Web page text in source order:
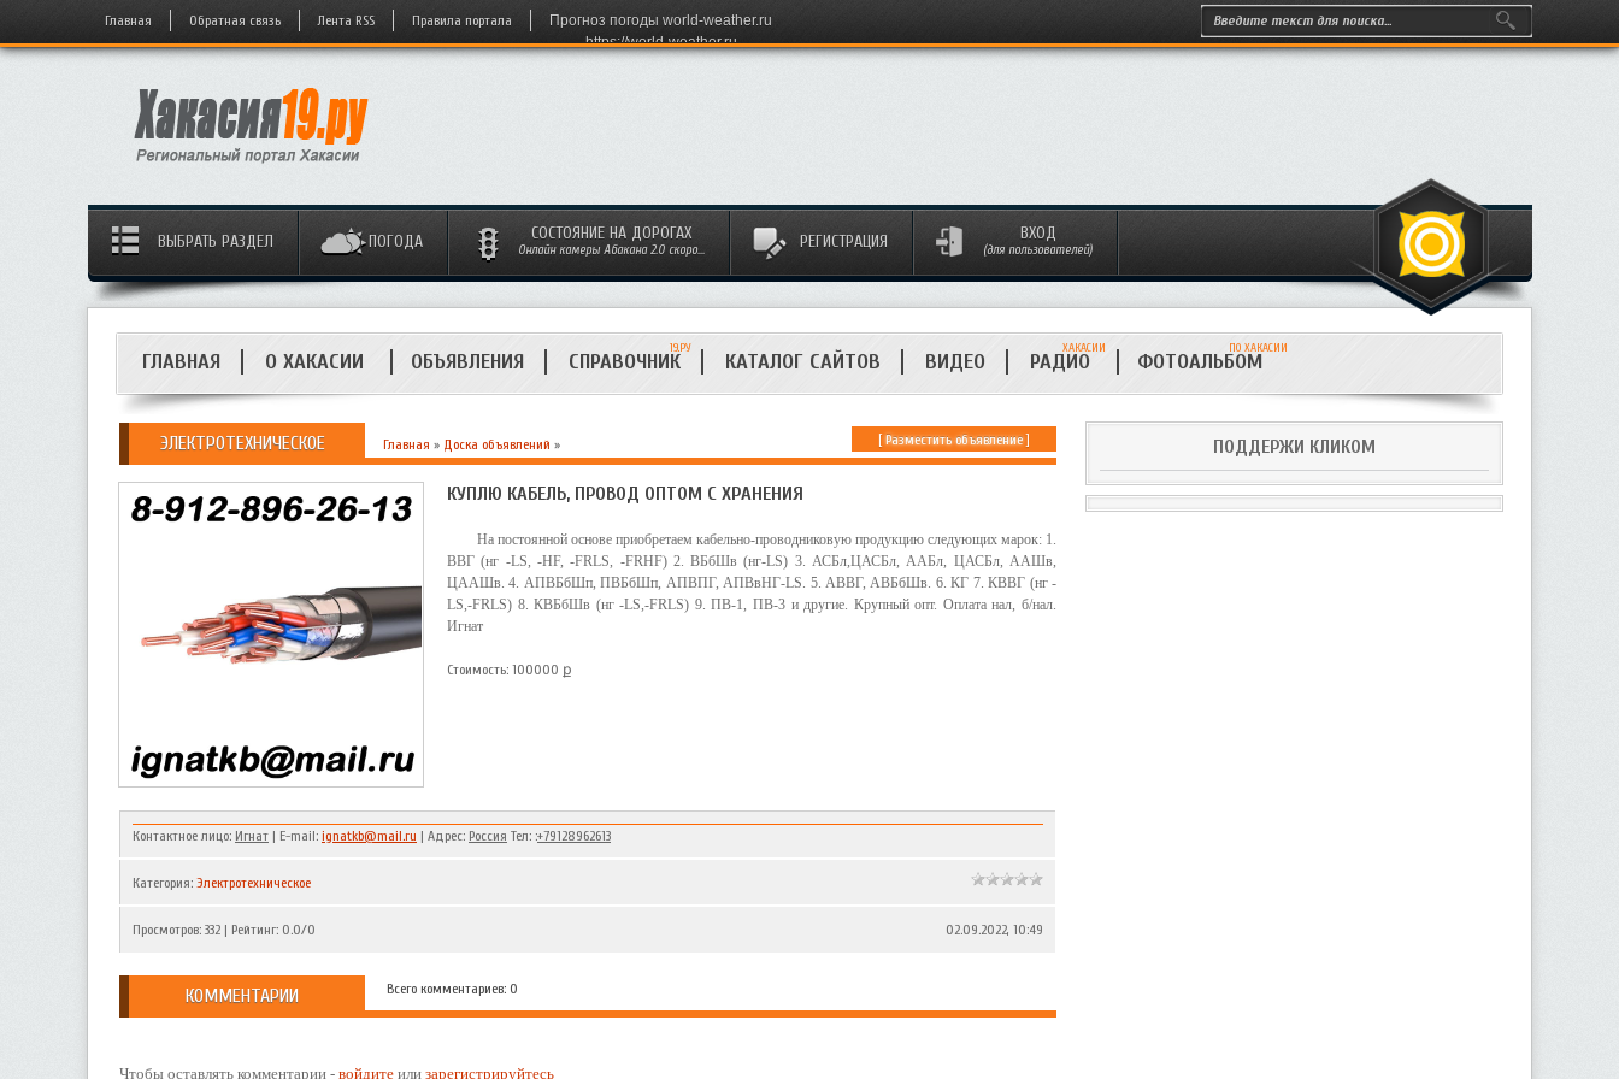
Главная Обратная связь Лента RSS Правила портала
Прогноз погоды world-weather.ru
https://world-weather.ru
ВЫБРАТЬ РАЗДЕЛ ПОГОДА СОСТОЯНИЕ НА ДОРОГАХ
Онлайн камеры Абакана 2.0 скоро... РЕГИСТРАЦИЯ ВХОД
(для пользователей)
ГЛАВНАЯ О ХАКАСИИ ОБЪЯВЛЕНИЯ СПРАВОЧНИК
19.РУ
КАТАЛОГ САЙТОВ ВИДЕО РАДИО
ХАКАСИИ
ФОТОАЛЬБОМ
ПО ХАКАСИИ
ЭЛЕКТРОТЕХНИЧЕСКОЕ Главная » Доска объявлений » [Разместить объявление]
КУПЛЮ КАБЕЛЬ, ПРОВОД ОПТОМ С ХРАНЕНИЯ
На постоянной основе приобретаем кабельно-проводниковую продукцию следующих марок: 1.
ВВГ (нг -LS, -HF, -FRLS, -FRHF) 2. ВБбШв (нг-LS) 3. АСБл,ЦАСБл, ААБл, ЦАСБл, ААШв,
ЦААШв. 4. АПВБбШп, ПВБбШп, АПВПГ, АПВвНГ-LS. 5. АВВГ, АВБбШв. 6. КГ 7. КВВГ (нг -
LS,-FRLS) 8. КВБбШв (нг -LS,-FRLS) 9. ПВ-1, ПВ-3 и другие. Крупный опт. Оплата нал, б/нал.
Игнат
Стоимость: 100000 ք
Контактное лицо: Игнат | E-mail: ignatkb@mail.ru | Адрес: Россия Тел: :+79128962613
Категория: Электротехническое
Просмотров: 332 | Рейтинг: 0.0/0 02.09.2022, 10:49
КОММЕНТАРИИ Всего комментариев: 0
Чтобы оставлять комментарии - войдите или зарегистрируйтесь
ПОДДЕРЖИ КЛИКОМ